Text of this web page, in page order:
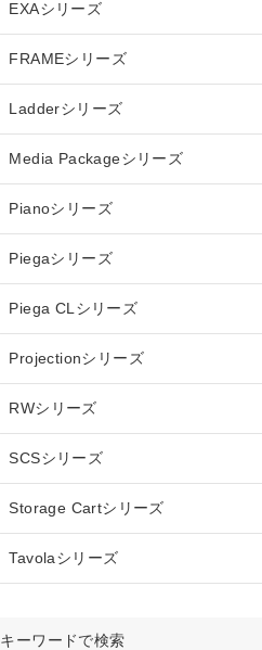
EXAシリーズ
FRAMEシリーズ
Ladderシリーズ
Media Packageシリーズ
Pianoシリーズ
Piegaシリーズ
Piega CLシリーズ
Projectionシリーズ
RWシリーズ
SCSシリーズ
Storage Cartシリーズ
Tavolaシリーズ
キーワードで検索